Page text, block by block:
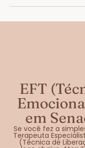
EFT
em
Se você fez a
Terapeuta
(Técnica de